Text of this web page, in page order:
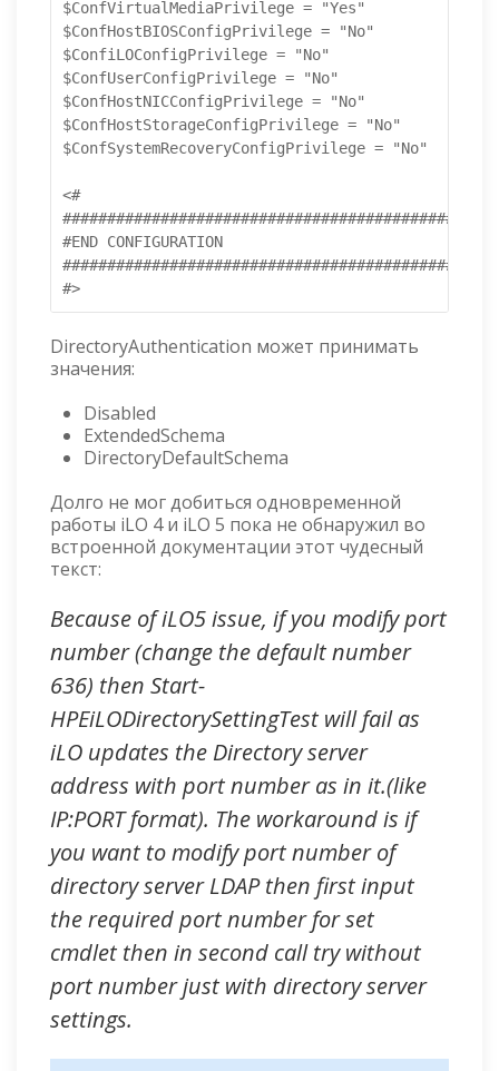
$ConfVirtualMediaPrivilege = "Yes"
$ConfHostBIOSConfigPrivilege = "No"
$ConfiLOConfigPrivilege = "No"
$ConfUserConfigPrivilege = "No"
$ConfHostNICConfigPrivilege = "No"
$ConfHostStorageConfigPrivilege = "No"
$ConfSystemRecoveryConfigPrivilege = "No"
<#
#END CONFIGURATION
#>
DirectoryAuthentication может принимать
значения:
Disabled
ExtendedSchema
DirectoryDefaultSchema
Долго не мог добиться одновременной
работы iLO 4 и iLO 5 пока не обнаружил во
встроенной документации этот чудесный
текст:
Because of iLO5 issue, if you modify port
number (change the default number
636) then Start-
HPEiLODirectorySettingTest will fail as
iLO updates the Directory server
address with port number as in it.(like
IP:PORT format). The workaround is if
you want to modify port number of
directory server LDAP then first input
the required port number for set
cmdlet then in second call try without
port number just with directory server
settings.